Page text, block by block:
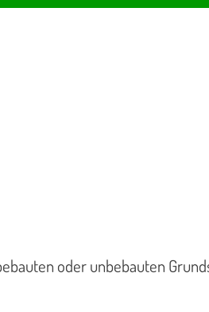
oder unbebauten